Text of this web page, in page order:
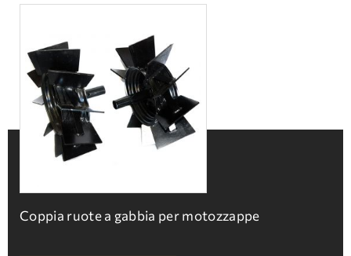
Coppia ruote a gabbia per motozzappe